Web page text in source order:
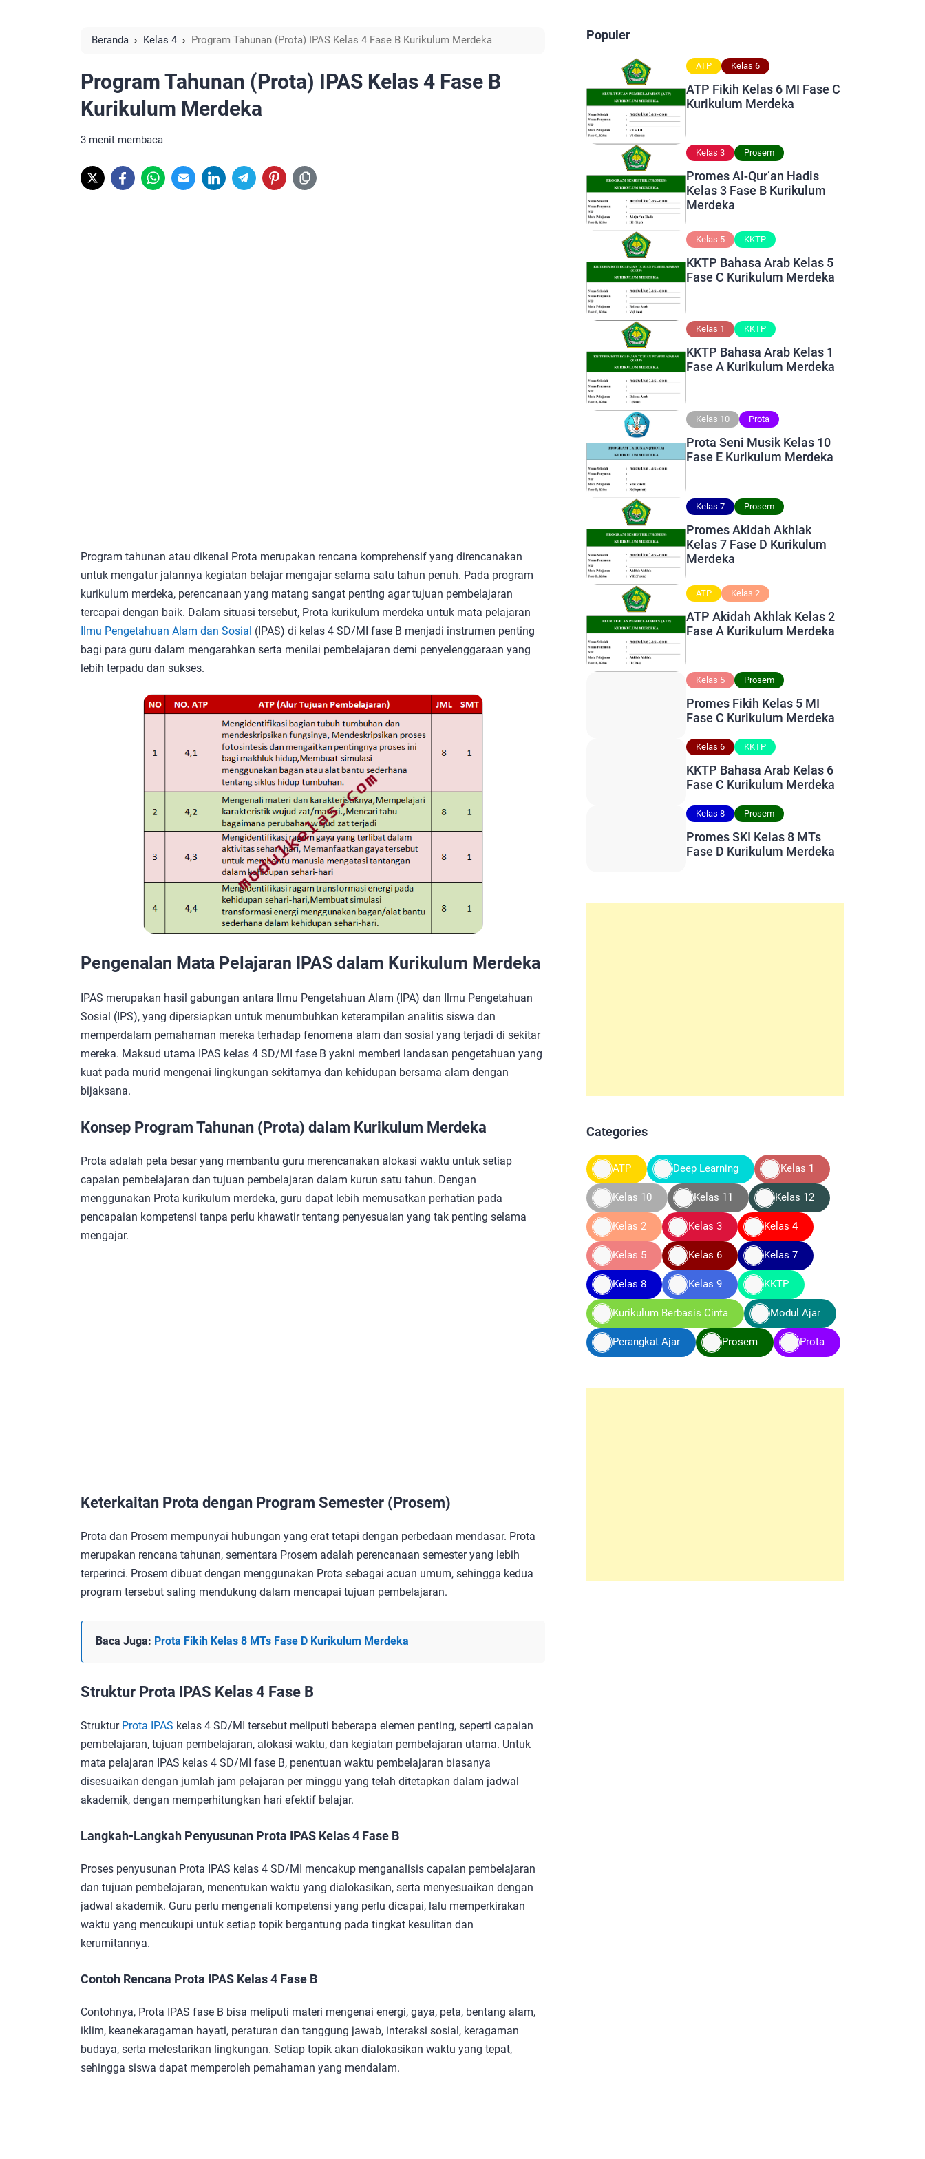
Beranda Kelas 4 Program Tahunan (Prota) IPAS Kelas 4 Fase B Kurikulum Merdeka
Program Tahunan (Prota) IPAS Kelas 4 Fase B
Kurikulum Merdeka
3 menit membaca
Program tahunan atau dikenal Prota merupakan rencana komprehensif yang direncanakan
untuk mengatur jalannya kegiatan belajar mengajar selama satu tahun penuh. Pada program
kurikulum merdeka, perencanaan yang matang sangat penting agar tujuan pembelajaran
tercapai dengan baik. Dalam situasi tersebut, Prota kurikulum merdeka untuk mata pelajaran
Ilmu Pengetahuan Alam dan Sosial (IPAS) di kelas 4 SD/MI fase B menjadi instrumen penting
bagi para guru dalam mengarahkan serta menilai pembelajaran demi penyelenggaraan yang
lebih terpadu dan sukses.
Pengenalan Mata Pelajaran IPAS dalam Kurikulum Merdeka
IPAS merupakan hasil gabungan antara Ilmu Pengetahuan Alam (IPA) dan Ilmu Pengetahuan
Sosial (IPS), yang dipersiapkan untuk menumbuhkan keterampilan analitis siswa dan
memperdalam pemahaman mereka terhadap fenomena alam dan sosial yang terjadi di sekitar
mereka. Maksud utama IPAS kelas 4 SD/MI fase B yakni memberi landasan pengetahuan yang
kuat pada murid mengenai lingkungan sekitarnya dan kehidupan bersama alam dengan
bijaksana.
Konsep Program Tahunan (Prota) dalam Kurikulum Merdeka
Prota adalah peta besar yang membantu guru merencanakan alokasi waktu untuk setiap
capaian pembelajaran dan tujuan pembelajaran dalam kurun satu tahun. Dengan
menggunakan Prota kurikulum merdeka, guru dapat lebih memusatkan perhatian pada
pencapaian kompetensi tanpa perlu khawatir tentang penyesuaian yang tak penting selama
mengajar.
Keterkaitan Prota dengan Program Semester (Prosem)
Prota dan Prosem mempunyai hubungan yang erat tetapi dengan perbedaan mendasar. Prota
merupakan rencana tahunan, sementara Prosem adalah perencanaan semester yang lebih
terperinci. Prosem dibuat dengan menggunakan Prota sebagai acuan umum, sehingga kedua
program tersebut saling mendukung dalam mencapai tujuan pembelajaran.
Baca Juga: Prota Fikih Kelas 8 MTs Fase D Kurikulum Merdeka
Struktur Prota IPAS Kelas 4 Fase B
Struktur Prota IPAS kelas 4 SD/MI tersebut meliputi beberapa elemen penting, seperti capaian
pembelajaran, tujuan pembelajaran, alokasi waktu, dan kegiatan pembelajaran utama. Untuk
mata pelajaran IPAS kelas 4 SD/MI fase B, penentuan waktu pembelajaran biasanya
disesuaikan dengan jumlah jam pelajaran per minggu yang telah ditetapkan dalam jadwal
akademik, dengan memperhitungkan hari efektif belajar.
Langkah-Langkah Penyusunan Prota IPAS Kelas 4 Fase B
Proses penyusunan Prota IPAS kelas 4 SD/MI mencakup menganalisis capaian pembelajaran
dan tujuan pembelajaran, menentukan waktu yang dialokasikan, serta menyesuaikan dengan
jadwal akademik. Guru perlu mengenali kompetensi yang perlu dicapai, lalu memperkirakan
waktu yang mencukupi untuk setiap topik bergantung pada tingkat kesulitan dan
kerumitannya.
Contoh Rencana Prota IPAS Kelas 4 Fase B
Contohnya, Prota IPAS fase B bisa meliputi materi mengenai energi, gaya, peta, bentang alam,
iklim, keanekaragaman hayati, peraturan dan tanggung jawab, interaksi sosial, keragaman
budaya, serta melestarikan lingkungan. Setiap topik akan dialokasikan waktu yang tepat,
sehingga siswa dapat memperoleh pemahaman yang mendalam.
Populer
ATP Kelas 6
ATP Fikih Kelas 6 MI Fase C
Kurikulum Merdeka
Kelas 3 Prosem
Promes Al-Qur’an Hadis
Kelas 3 Fase B Kurikulum
Merdeka
Kelas 5 KKTP
KKTP Bahasa Arab Kelas 5
Fase C Kurikulum Merdeka
Kelas 1 KKTP
KKTP Bahasa Arab Kelas 1
Fase A Kurikulum Merdeka
Kelas 10 Prota
Prota Seni Musik Kelas 10
Fase E Kurikulum Merdeka
Kelas 7 Prosem
Promes Akidah Akhlak
Kelas 7 Fase D Kurikulum
Merdeka
ATP Kelas 2
ATP Akidah Akhlak Kelas 2
Fase A Kurikulum Merdeka
Kelas 5 Prosem
Promes Fikih Kelas 5 MI
Fase C Kurikulum Merdeka
Kelas 6 KKTP
KKTP Bahasa Arab Kelas 6
Fase C Kurikulum Merdeka
Kelas 8 Prosem
Promes SKI Kelas 8 MTs
Fase D Kurikulum Merdeka
Categories
ATP Deep Learning Kelas 1
Kelas 10 Kelas 11 Kelas 12
Kelas 2 Kelas 3 Kelas 4
Kelas 5 Kelas 6 Kelas 7
Kelas 8 Kelas 9 KKTP
Kurikulum Berbasis Cinta Modul Ajar
Perangkat Ajar Prosem Prota